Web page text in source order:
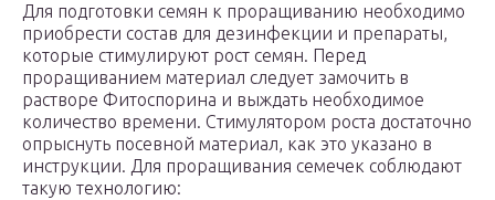
Для подготовки семян к проращиванию необходимо
приобрести состав для дезинфекции и препараты,
которые стимулируют рост семян. Перед
проращиванием материал следует замочить в
растворе Фитоспорина и выждать необходимое
количество времени. Стимулятором роста достаточно
опрыснуть посевной материал, как это указано в
инструкции. Для проращивания семечек соблюдают
такую технологию: